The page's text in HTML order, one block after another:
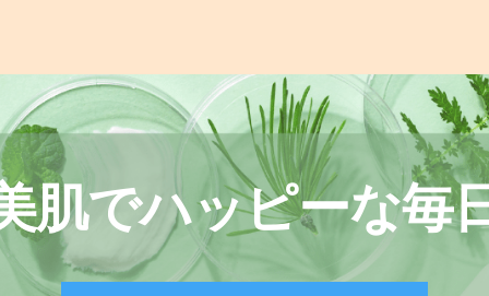
肌でハッピーな毎